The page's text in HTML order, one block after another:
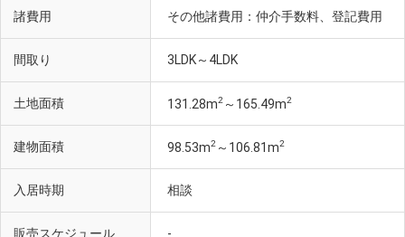
諸費用 その他諸費用：仲介手数料、登記費用
間取り 3LDK～4LDK
土地面積 131.28m2 ～165.49m2
建物面積 98.53m2 ～106.81m2
入居時期 相談
-